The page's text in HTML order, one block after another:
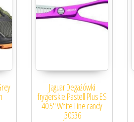
Jaguar Degażówki
fryzjerskie Pastell Plus ES
40 5″ White Line candy
J30536